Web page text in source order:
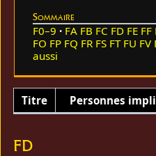
Sommaire
F0–9 FA FB FC FD FE FF
FO FP FQ FR FS FT FU FV
aussi
Titre Personnes
FD